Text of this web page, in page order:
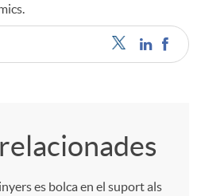
es bolca en el suport als